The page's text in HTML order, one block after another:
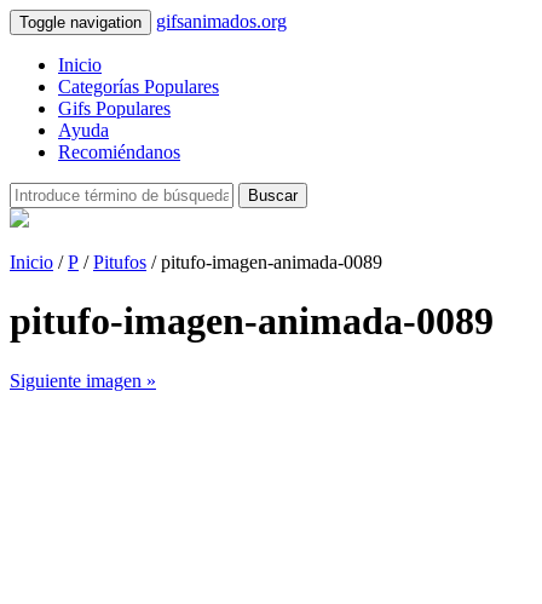
Toggle navigation gifsanimados.org
Inicio
Categorías Populares
Gifs Populares
Ayuda
Recomiéndanos
Buscar
Inicio /P /Pitufos / pitufo-imagen-animada-0089
pitufo-imagen-animada-0089
Siguiente imagen »